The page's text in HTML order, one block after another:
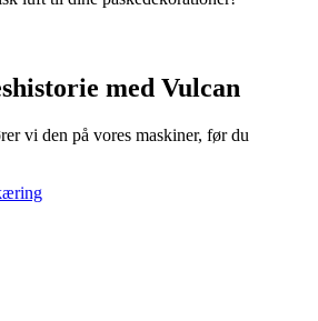
med Vulcan
vi den på vores maskiner, før du